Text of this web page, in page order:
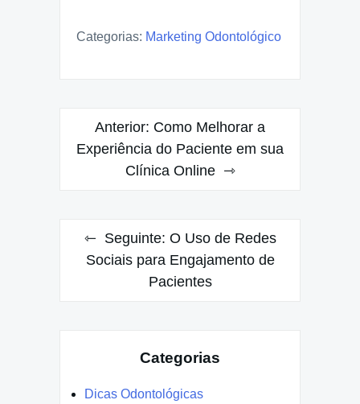
Categorias: Marketing Odontológico
Navegação
de
Anterior: Como Melhorar a
Experiência do Paciente em sua
Clínica Online
Seguinte: O Uso de Redes
Sociais para Engajamento de
Pacientes
Categorias
Dicas Odontológicas